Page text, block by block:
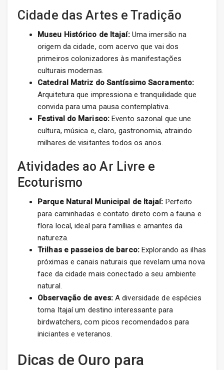
Cidade das Artes e Tradição
Museu Histórico de Itajaí:Uma imersão na
origem da cidade, com acervo que vai dos
primeiros colonizadores às manifestações
culturais modernas.
Catedral Matriz do Santíssimo Sacramento:
Arquitetura que impressiona e tranquilidade que
convida para uma pausa contemplativa.
Festival do Marisco: Evento sazonal que une
cultura, música e, claro, gastronomia, atraindo
milhares de visitantes todos os anos.
Atividades ao Ar Livre e
Ecoturismo
Parque Natural Municipal de Itajaí: Perfeito
para caminhadas e contato direto com a fauna e
flora local, ideal para famílias e amantes da
natureza.
Trilhas e passeios de barco:Explorando as ilhas
próximas e canais naturais que revelam uma nova
face da cidade mais conectado a seu ambiente
natural.
Observação de aves:A diversidade de espécies
torna Itajaí um destino interessante para
birdwatchers, com picos recomendados para
iniciantes e veteranos.
Dicas de Ouro para